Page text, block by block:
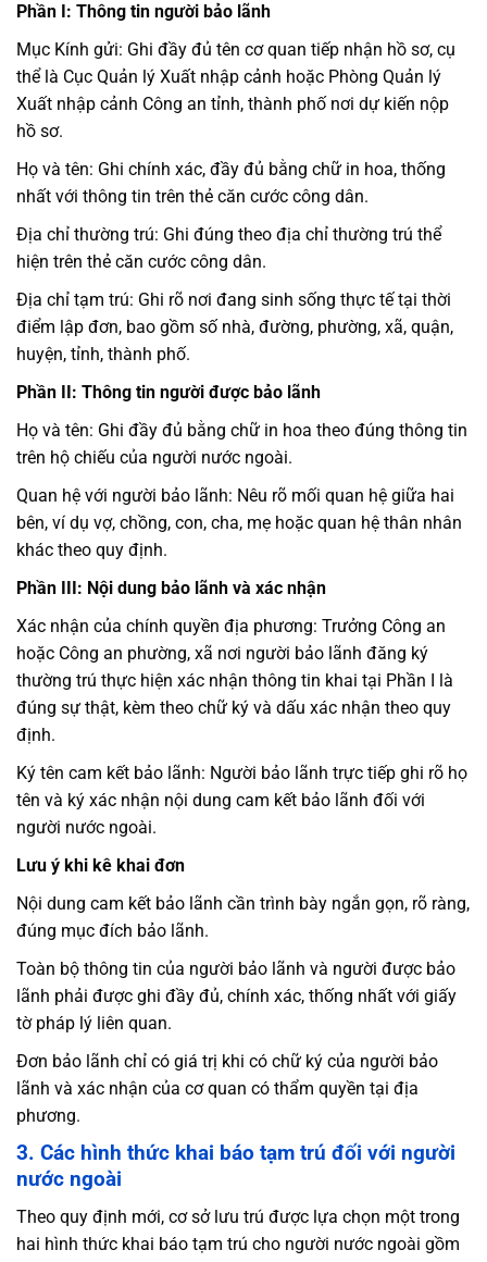
Phần I: Thông tin người bảo lãnh
Mục Kính gửi: Ghi đầy đủ tên cơ quan tiếp nhận hồ sơ, cụ
thể là Cục Quản lý Xuất nhập cảnh hoặc Phòng Quản lý
Xuất nhập cảnh Công an tỉnh, thành phố nơi dự kiến nộp
hồ sơ.
Họ và tên: Ghi chính xác, đầy đủ bằng chữ in hoa, thống
nhất với thông tin trên thẻ căn cước công dân.
Địa chỉ thường trú: Ghi đúng theo địa chỉ thường trú thể
hiện trên thẻ căn cước công dân.
Địa chỉ tạm trú: Ghi rõ nơi đang sinh sống thực tế tại thời
điểm lập đơn, bao gồm số nhà, đường, phường, xã, quận,
huyện, tỉnh, thành phố.
Phần II: Thông tin người được bảo lãnh
Họ và tên: Ghi đầy đủ bằng chữ in hoa theo đúng thông tin
trên hộ chiếu của người nước ngoài.
Quan hệ với người bảo lãnh: Nêu rõ mối quan hệ giữa hai
bên, ví dụ vợ, chồng, con, cha, mẹ hoặc quan hệ thân nhân
khác theo quy định.
Phần III: Nội dung bảo lãnh và xác nhận
Xác nhận của chính quyền địa phương: Trưởng Công an
hoặc Công an phường, xã nơi người bảo lãnh đăng ký
thường trú thực hiện xác nhận thông tin khai tại Phần I là
đúng sự thật, kèm theo chữ ký và dấu xác nhận theo quy
định.
Ký tên cam kết bảo lãnh: Người bảo lãnh trực tiếp ghi rõ họ
tên và ký xác nhận nội dung cam kết bảo lãnh đối với
người nước ngoài.
Lưu ý khi kê khai đơn
Nội dung cam kết bảo lãnh cần trình bày ngắn gọn, rõ ràng,
đúng mục đích bảo lãnh.
Toàn bộ thông tin của người bảo lãnh và người được bảo
lãnh phải được ghi đầy đủ, chính xác, thống nhất với giấy
tờ pháp lý liên quan.
Đơn bảo lãnh chỉ có giá trị khi có chữ ký của người bảo
lãnh và xác nhận của cơ quan có thẩm quyền tại địa
phương.
3. Các hình thức khai báo tạm trú đối với người
nước ngoài
Theo quy định mới, cơ sở lưu trú được lựa chọn một trong
hai hình thức khai báo tạm trú cho người nước ngoài gồm